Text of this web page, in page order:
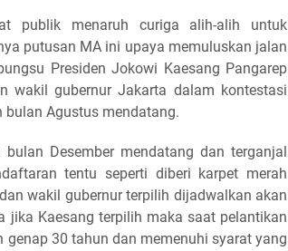
publik menaruh curiga alih-alih untuk
putusan MA ini upaya memuluskan jalan
Presiden Jokowi Kaesang Pangarep
wakil gubernur Jakarta dalam kontestasi
Agustus mendatang.
Desember mendatang dan terganjal
tentu seperti diberi karpet merah
wakil gubernur terpilih dijadwalkan akan
jika Kaesang terpilih maka saat pelantikan
30 tahun dan memenuhi syarat yang